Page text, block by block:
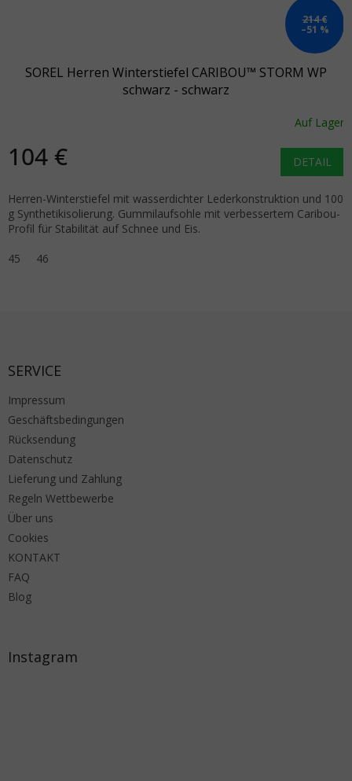
214 €
–51 %
SOREL Herren Winterstiefel CARIBOU™ STORM WP
schwarz - schwarz
Auf Lager
104 € DETAIL
Herren-Winterstiefel mit wasserdichter Lederkonstruktion und 100
g Synthetikisolierung. Gummilaufsohle mit verbessertem Caribou-
Profil für Stabilität auf Schnee und Eis.
45
46
SERVICE
Impressum
Geschäftsbedingungen
Rücksendung
Datenschutz
Lieferung und Zahlung
Regeln Wettbewerbe
Über uns
Cookies
KONTAKT
FAQ
Blog
Instagram